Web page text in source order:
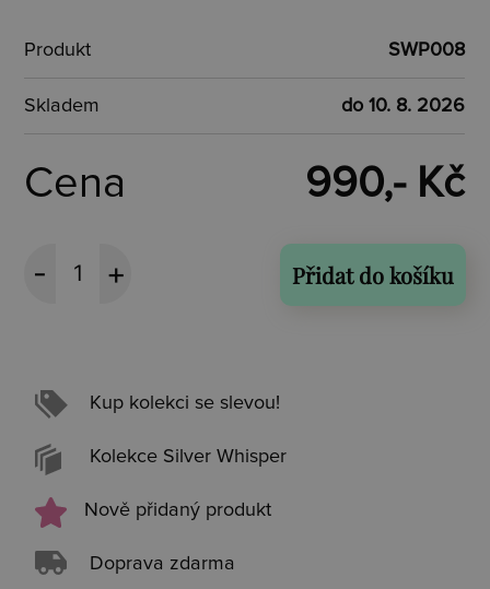
Produkt SWP008
Skladem do 10. 8. 2026
Cena 990,- Kč
Přidat do košíku
Kup kolekci se slevou!
Kolekce Silver Whisper
Nově přidaný produkt
Doprava zdarma